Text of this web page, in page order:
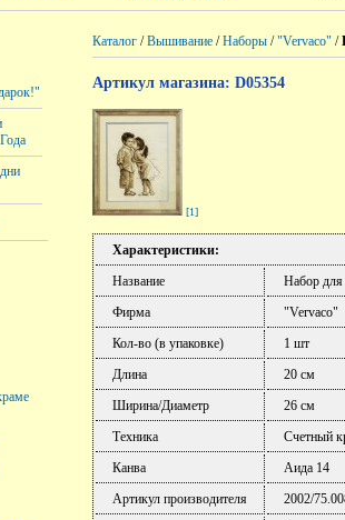
Каталог /Вышивание /Наборы /"Vervaco" /
Артикул магазина: D05354
[1]
Характеристики:
Название
Набор
Фирма
"Vervaco"
Кол-во (в упаковке)
1 шт
Длина
20 см
Ширина/Диаметр
26 см
Техника
Счетный
Канва
Аида 14
Артикул производителя
2002/